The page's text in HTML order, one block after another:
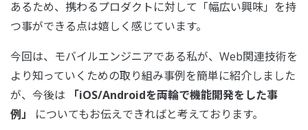
あるため、携わるプロダクトに対して「幅広い興味」を持
つ事ができる点は嬉しく感じています。
今回は、モバイルエンジニアである私が、Web関連技術を
より知っていくための取り組み事例を簡単に紹介しました
が、今後は
「iOS/Androidを両輪で機能開発をした事
例」
についてもお伝えできればと考えております。